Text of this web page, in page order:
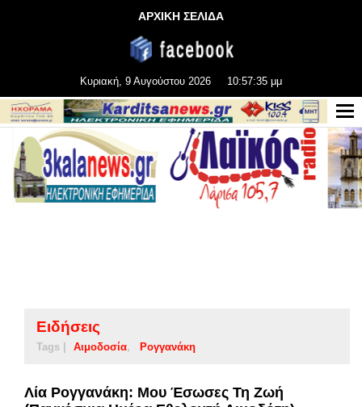
ΑΡΧΙΚΗ ΣΕΛΙΔΑ
Κυριακή, 9 Αυγούστου 2026 10:57:36 μμ
Ειδήσεις
Tags | Αιμοδοσία Ρογγανάκη
Λία Ρογγανάκη: Μου Έσωσες Τη Ζωή